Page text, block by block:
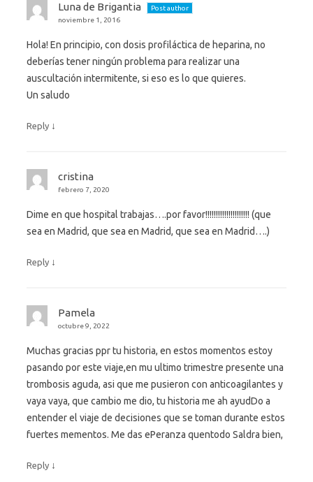
Luna de Brigantia
Post author
noviembre 1, 2016
Hola! En principio, con dosis profiláctica de heparina, no
deberías tener ningún problema para realizar una
auscultación intermitente, si eso es lo que quieres.
Un saludo
Reply ↓
cristina
febrero 7, 2020
Dime en que hospital trabajas….por favor!!!!!!!!!!!!!!!!!!!!! (que
sea en Madrid, que sea en Madrid, que sea en Madrid….)
Reply ↓
Pamela
octubre 9, 2022
Muchas gracias ppr tu historia, en estos momentos estoy
pasando por este viaje,en mu ultimo trimestre presente una
trombosis aguda, asi que me pusieron con anticoagilantes y
vaya vaya, que cambio me dio, tu historia me ah ayudDo a
entender el viaje de decisiones que se toman durante estos
fuertes mementos. Me das ePeranza quentodo Saldra bien,
Reply ↓